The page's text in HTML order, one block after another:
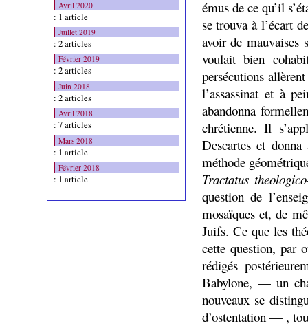
Avril 2020
: 1 article
Juillet 2019
: 2 articles
Février 2019
: 2 articles
Juin 2018
: 2 articles
Avril 2018
: 7 articles
Mars 2018
: 1 article
Février 2018
: 1 article
émus de ce qu’il
se trouva à l’écart
avoir de
voulait bien
persécutions
l’assassinat et à
abandonna
chrétienne. Il
Descartes et
méthode
Tractatus
question de
mosaïques et, de
Juifs. Ce que les
cette question, par
rédigés
Babylone, — un
nouveaux se
d’ostentation — ,